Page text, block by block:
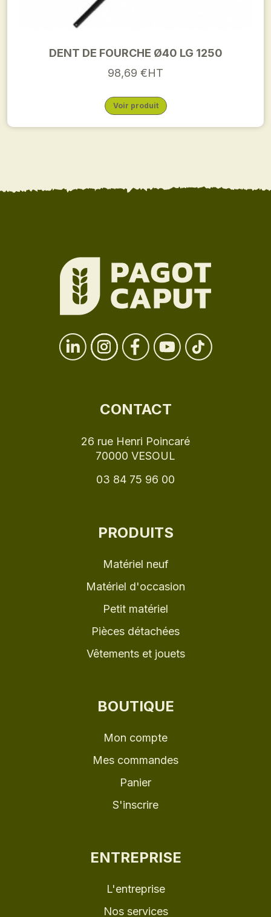
DENT DE FOURCHE Ø40 LG 1250
98,69 €HT
Voir produit
CONTACT
26 rue Henri Poincaré
70000 VESOUL
03 84 75 96 00
PRODUITS
Matériel neuf
Matériel d'occasion
Petit matériel
Pièces détachées
Vêtements et jouets
BOUTIQUE
Mon compte
Mes commandes
Panier
S'inscrire
ENTREPRISE
L'entreprise
Nos services